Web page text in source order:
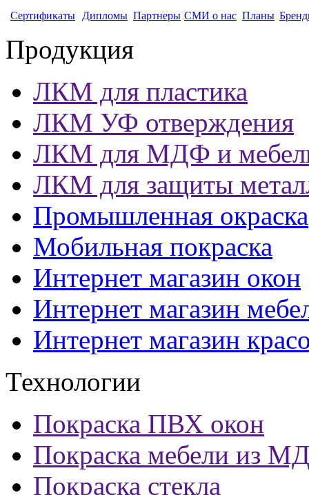
Сертификаты Дипломы Партнеры СМИ о нас Планы
Продукция
ЛКМ для пластика
ЛКМ УФ отверждения
ЛКМ для МДФ и
ЛКМ для защиты
Промышленная окраска
Мобильная покраска
Интернет магазин окон
Интернет магазин
Интернет магазин
Технологии
Покраска ПВХ окон
Покраска мебели из
Покраска стекла